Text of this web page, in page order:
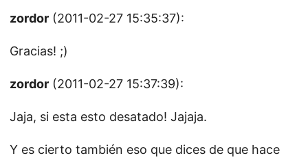
zordor (2011-02-27 15:35:37):
Gracias! ;)
zordor (2011-02-27 15:37:39):
Jaja, si esta esto desatado! Jajaja.
Y es cierto también eso que dices de que hace